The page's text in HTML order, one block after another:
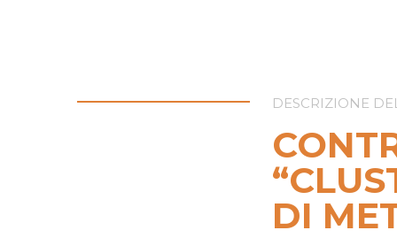
DESCRIZIONE
DI